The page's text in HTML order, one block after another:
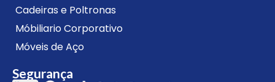
Cadeiras e Poltronas
Móbiliario Corporativo
Móveis de Aço
Segurança